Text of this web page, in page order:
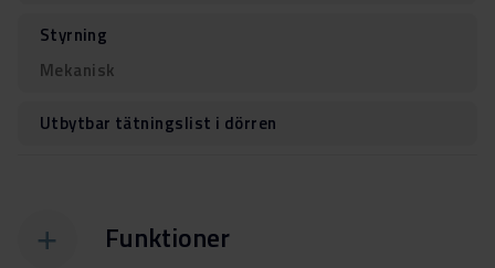
Styrning
Mekanisk
Utbytbar tätningslist i dörren
Funktioner